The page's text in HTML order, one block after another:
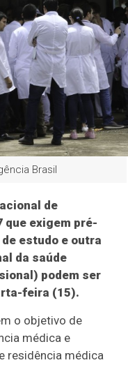
Brasil
de
que exigem pré-
estudo e outra
da saúde
podem ser
feira (15).
o objetivo de
médica e
residência médica